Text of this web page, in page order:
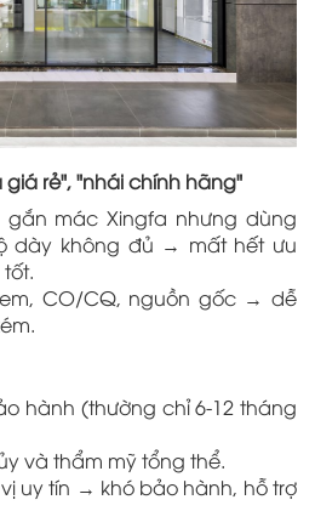
giá rẻ", "nhái chính hãng"
gắn mác Xingfa nhưng dùng
dày không đủ → mất hết ưu
CO/CQ, nguồn gốc → dễ
hành (thường chỉ 6-12 tháng
và thẩm mỹ tổng thể.
uy tín → khó bảo hành, hỗ trợ